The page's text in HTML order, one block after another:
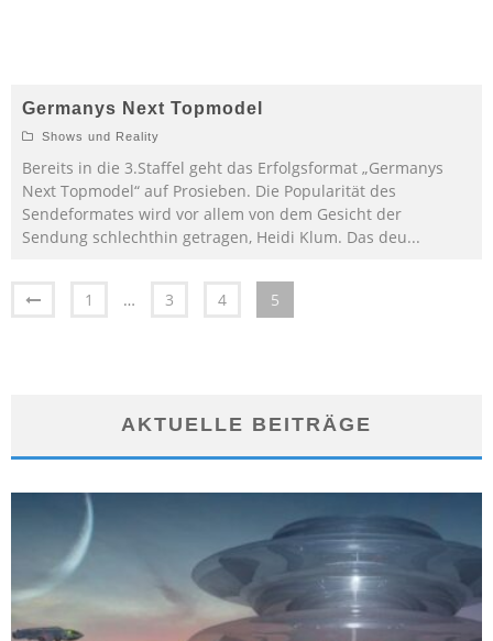
Germanys Next Topmodel
Shows und Reality
Bereits in die 3.Staffel geht das Erfolgsformat „Germanys
Next Topmodel“ auf Prosieben. Die Popularität des
Sendeformates wird vor allem von dem Gesicht der
Sendung schlechthin getragen, Heidi Klum. Das deu...
1 … 3 4 5
AKTUELLE BEITRÄGE